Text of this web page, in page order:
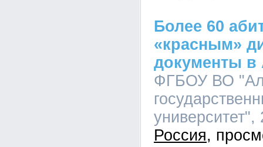
Более 60
«красным»
документы в
ФГБОУ ВО
Россия